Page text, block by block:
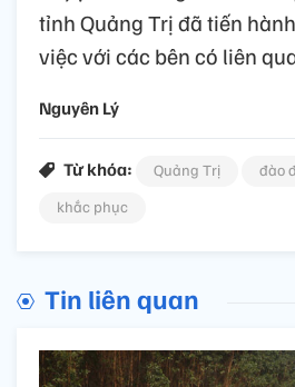
tỉnh Quảng Trị đã tiến
việc với các bên có liên
Nguyên Lý
Từ khóa: Quảng Trị
đào
khắc phục
Tin liên quan